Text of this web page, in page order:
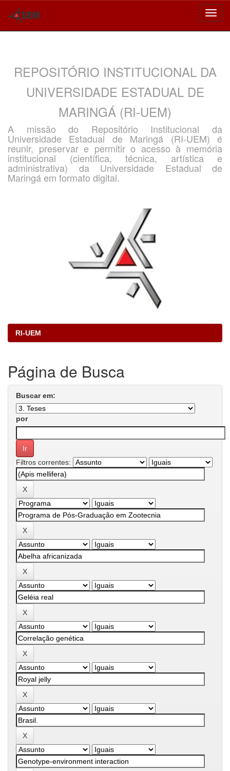
REPOSITÓRIO INSTITUCIONAL DA
UNIVERSIDADE ESTADUAL DE
MARINGÁ (RI-UEM)
A missão do Repositório Institucional da
Universidade Estadual de Maringá (RI-UEM) é
reunir, preservar e permitir o acesso à memória
institucional (científica, técnica, artística e
administrativa) da Universidade Estadual de
Maringá em formato digital.
RI-UEM
Página de Busca
Buscar em:
por
Filtros correntes: